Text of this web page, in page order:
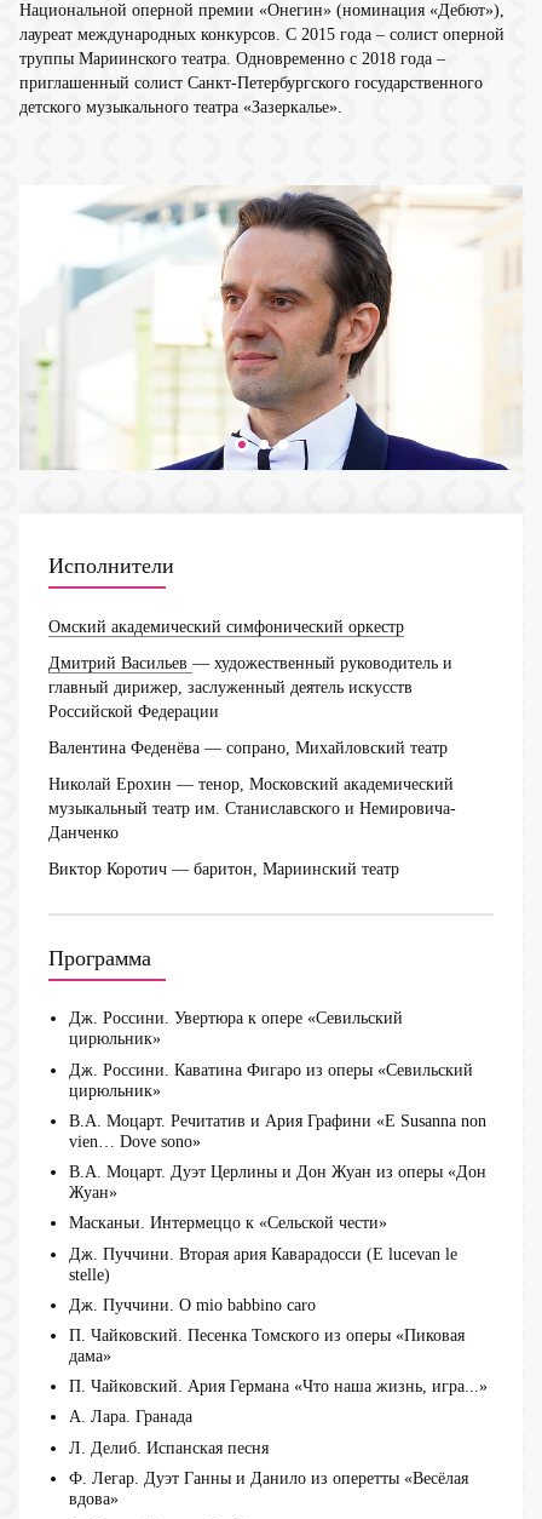
Национальной оперной премии «Онегин» (номинация «Дебют»),
лауреат международных конкурсов. С 2015 года – солист оперной
труппы Мариинского театра. Одновременно с 2018 года –
приглашенный солист Санкт-Петербургского государственного
детского музыкального театра «Зазеркалье».
Исполнители
Омский академический симфонический оркестр
Дмитрий Васильев — художественный руководитель и
главный дирижер, заслуженный деятель искусств
Российской Федерации
Валентина Феденёва — сопрано, Михайловский театр
Николай Ерохин — тенор, Московский академический
музыкальный театр им. Станиславского и Немировича-
Данченко
Виктор Коротич — баритон, Мариинский театр
Программа
Дж. Россини. Увертюра к опере «Севильский
цирюльник»
Дж. Россини. Каватина Фигаро из оперы «Севильский
цирюльник»
В.А. Моцарт. Речитатив и Ария Графини «Е Susanna non
vien… Dove sono»
В.А. Моцарт. Дуэт Церлины и Дон Жуан из оперы «Дон
Жуан»
Масканьи. Интермеццо к «Сельской чести»
Дж. Пуччини. Вторая ария Каварадосси (E lucevan le
stelle)
Дж. Пуччини. O mio babbino caro
П. Чайковский. Песенка Томского из оперы «Пиковая
дама»
П. Чайковский. Ария Германа «Что наша жизнь, игра...»
А. Лара. Гранада
Л. Делиб. Испанская песня
Ф. Легар. Дуэт Ганны и Данило из оперетты «Весёлая
вдова»